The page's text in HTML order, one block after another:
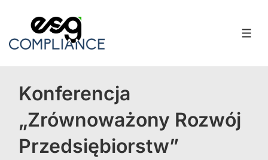
Konferencja
„Zrównoważony Rozwój
Przedsiębiorstw”